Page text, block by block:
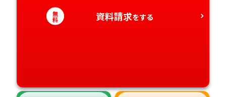
愛知県
香川県
宮崎県
無
料 資料請求をする